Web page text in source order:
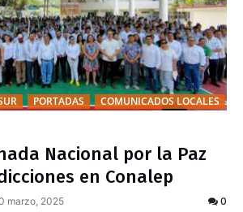
PORTADAS COMUNICADOS LOCALES
Nacional por la Paz
en Conalep
marzo, 2025 0